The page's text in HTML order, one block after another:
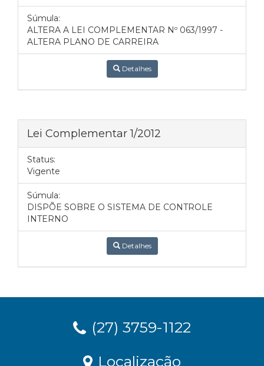
Súmula:
ALTERA A LEI COMPLEMENTAR Nº 063/1997 -
ALTERA PLANO DE CARREIRA
Detalhes
Lei Complementar 1/2012
Status:
Vigente
Súmula:
DISPÕE SOBRE O SISTEMA DE CONTROLE
INTERNO
Detalhes
(27) 3759-1122
Localização